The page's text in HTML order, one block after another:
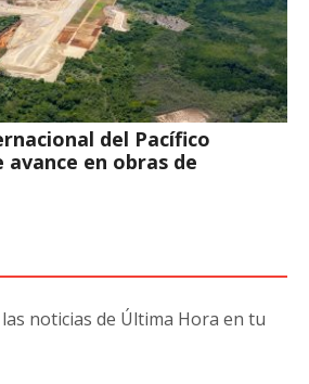
del Pacífico
en obras de
noticias de Última Hora en tu